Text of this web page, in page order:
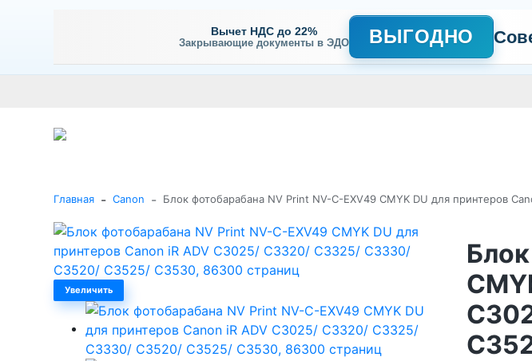
Вычет НДС до 22%
Закрывающие документы в ЭДО ВЫГОДНО
Главная - Canon - Блок фотобарабана NV Print NV-C-EXV49 CMYK DU для принтеров
Увеличить